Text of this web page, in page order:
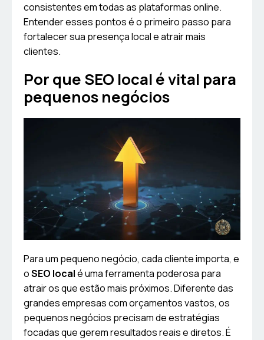
consistentes em todas as plataformas online.
Entender esses pontos é o primeiro passo para
fortalecer sua presença local e atrair mais
clientes.
Por que SEO local é vital para
pequenos negócios
Para um pequeno negócio, cada cliente importa, e
oSEO localé uma ferramenta poderosa para
atrair os que estão mais próximos. Diferente das
grandes empresas com orçamentos vastos, os
pequenos negócios precisam de estratégias
focadas que gerem resultados reais e diretos. É